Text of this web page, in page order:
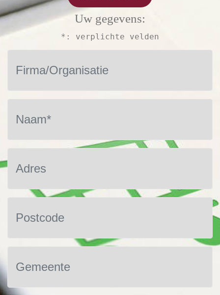
Uw gegevens:
*: verplichte velden